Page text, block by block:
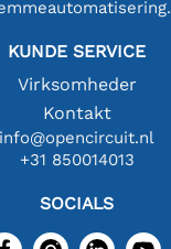
KUNDE SERVICE
Virksomheder
Kontakt
info@opencircuit.nl
+31 850014013
SOCIALS